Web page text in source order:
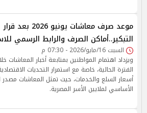
موعد صرف معاشات يونيو 2026 بعد قرار
التبكير..أماكن الصرف والرابط الرسمي
السبت 16/مايو/2026 - 07:30 م
ويزداد اهتمام المواطنين بمتابعة أخبار المعاشات
الفترة الحالية، خاصة مع استمرار التحديات
أسعار السلع والخدمات، حيث تمثل المعاشات مصدر
الأساسي لملايين الأسر المصرية.